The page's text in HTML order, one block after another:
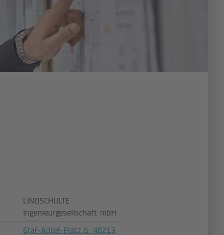
LINDSCHULTE
Ingenieurgesellschaft mbH
Graf-Adolf-Platz 6, 40213